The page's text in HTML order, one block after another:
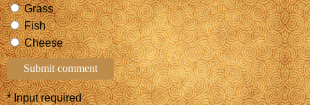
Grass
Fish
Cheese
* Input required